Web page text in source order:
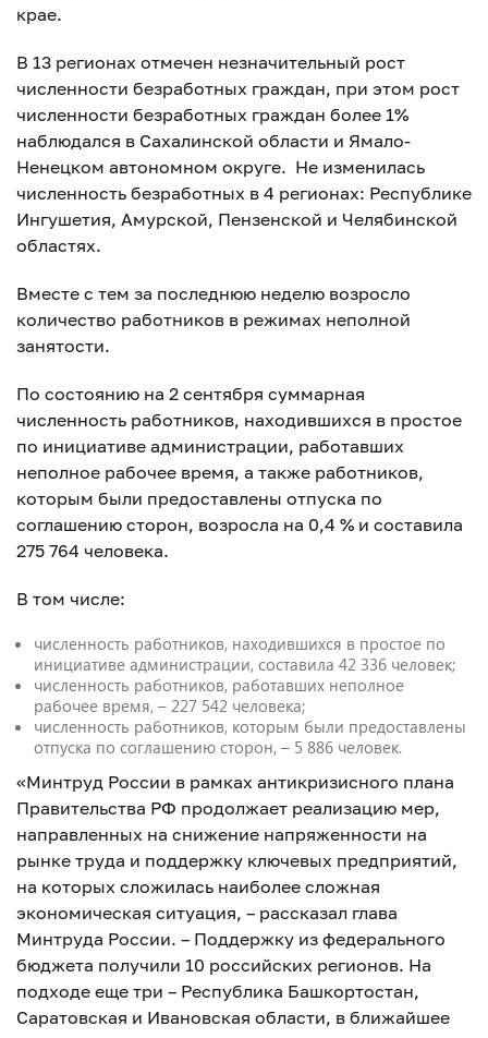
крае.
В 13 регионах отмечен незначительный рост
численности безработных граждан, при этом рост
численности безработных граждан более 1%
наблюдался в Сахалинской области и Ямало-
Ненецком автономном округе. Не изменилась
численность безработных в 4 регионах: Республике
Ингушетия, Амурской, Пензенской и Челябинской
областях.
Вместе с тем за последнюю неделю возросло
количество работников в режимах неполной
занятости.
По состоянию на 2 сентября суммарная
численность работников, находившихся в простое
по инициативе администрации, работавших
неполное рабочее время, а также работников,
которым были предоставлены отпуска по
соглашению сторон, возросла на 0,4 % и составила
275 764 человека.
В том числе:
численность работников, находившихся в простое по
инициативе администрации, составила 42 336 человек;
численность работников, работавших неполное
рабочее время, – 227 542 человека;
численность работников, которым были предоставлены
отпуска по соглашению сторон, – 5 886 человек.
«Минтруд России в рамках антикризисного плана
Правительства РФ продолжает реализацию мер,
направленных на снижение напряженности на
рынке труда и поддержку ключевых предприятий,
на которых сложилась наиболее сложная
экономическая ситуация, – рассказал глава
Минтруда России. – Поддержку из федерального
бюджета получили 10 российских регионов. На
подходе еще три – Республика Башкортостан,
Саратовская и Ивановская области, в ближайшее